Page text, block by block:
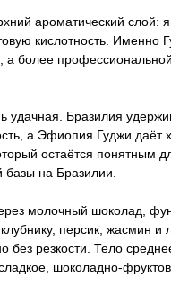
ароматический слой:
кислотность. Именно
более
удачная. Бразилия
а Эфиопия Гуджи даёт
остаётся понятным
базы на Бразилии.
молочный шоколад,
персик, жасмин и
без резкости. Тело
шоколадно-